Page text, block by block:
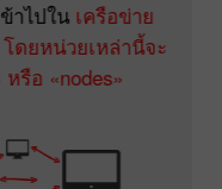
าไปใน เครือข่าย
ดยหน่วยเหล่านี้จะ
หรือ «nodes»